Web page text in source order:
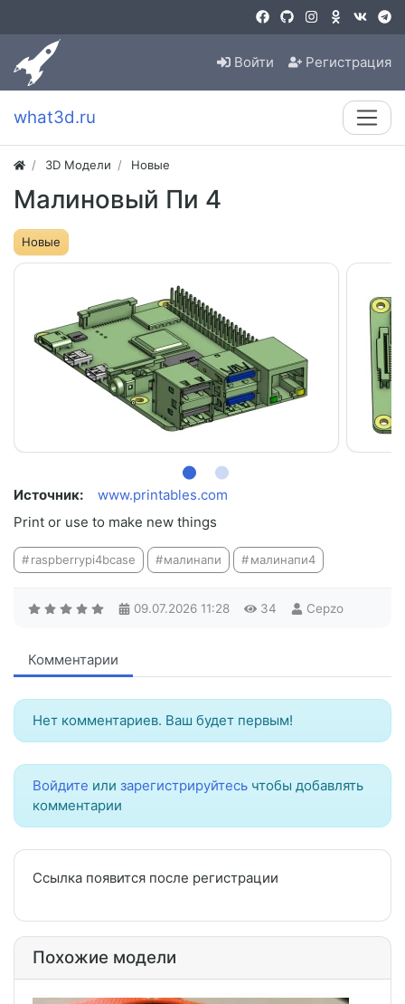
Войти Регистрация
what3d.ru
3D Модели Новые
Малиновый Пи 4
Новые
Источник:
www.printables.com
Print or use to make new things
raspberrypi4bcase малинапи малинапи4
09.07.2026 11:28 34 Cepzo
Комментарии
Нет комментариев. Ваш будет первым!
Войдите или зарегистрируйтесь чтобы добавлять
комментарии
Ссылка появится после регистрации
Похожие модели